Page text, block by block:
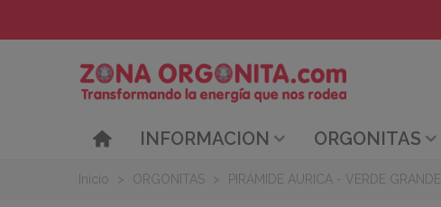
INFORMACION ORGONITAS
Inicio > ORGONITAS > PIRÁMIDE AURICA - VERDE GRANDE